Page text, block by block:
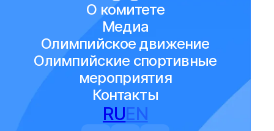
О комитете
Медиа
Олимпийское движение
Олимпийские спортивные
мероприятия
Контакты
RUEN